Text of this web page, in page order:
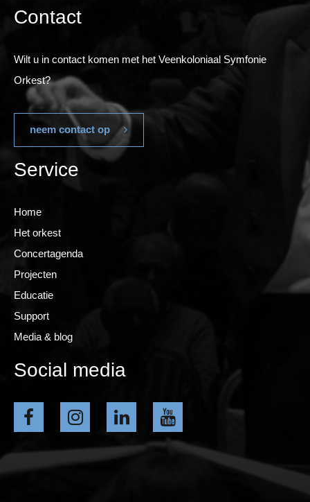
Contact
Wilt u in contact komen met het Veenkoloniaal Symfonie
Orkest?
neem contact op
Service
Home
Het orkest
Concertagenda
Projecten
Educatie
Support
Media & blog
Social media